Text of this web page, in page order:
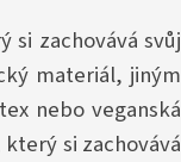
zachovává svůj
materiál, jiným
nebo veganská
si zachovává